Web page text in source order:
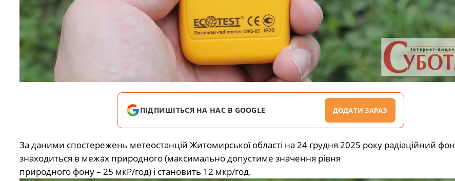
ПІДПИШІТЬСЯ НА НАС В GOOGLE ДОДАТИ ЗАРАЗ
За даними спостережень метеостанцій Житомирської області на 24 грудня 2025 року радіаційний фон
знаходиться в межах природного (максимально допустиме значення рівня
природного фону – 25 мкР/год) і становить 12 мкр/год.